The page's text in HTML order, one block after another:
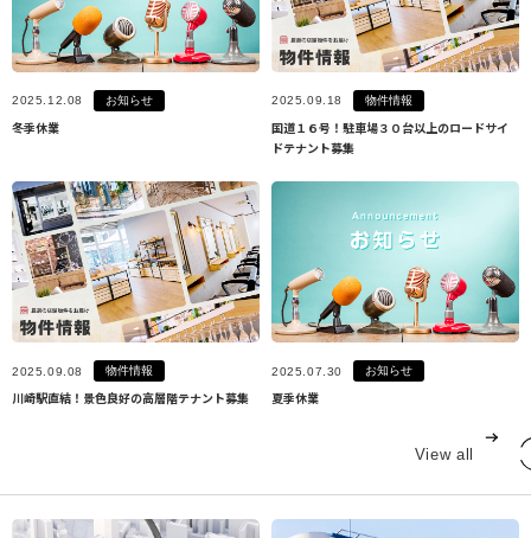
2025.12.08 お知らせ
冬季休業
2025.09.18 物件情報
国道１６号！駐車場３０台以上のロードサイ
ドテナント募集
2025.09.08 物件情報
川崎駅直結！景色良好の高層階テナント募集
2025.07.30 お知らせ
夏季休業
View all